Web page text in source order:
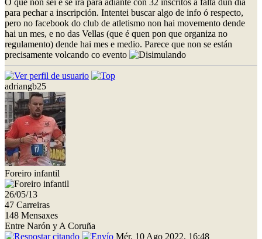
para pechar a inscripción. Intentei buscar algo de info ó respecto,
pero no facebook do club de atletismo non hai movemento dende
hai un mes, e no das Vellas (que é quen pon que organiza no
regulamento) dende hai mes e medio. Parece que non se están
precisamente volcando co evento
adriangb25
Foreiro infantil
26/05/13
47 Carreiras
148 Mensaxes
Entre Narón y A Coruña
Mér, 10 Ago 2022, 16:48